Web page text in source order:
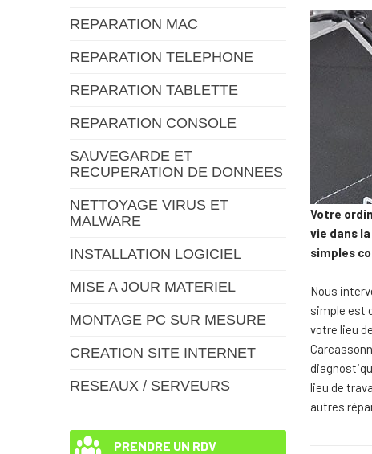
REPARATION MAC
REPARATION TELEPHONE
REPARATION TABLETTE
REPARATION CONSOLE
SAUVEGARDE ET
RECUPERATION DE DONNEES
NETTOYAGE VIRUS ET
MALWARE
INSTALLATION LOGICIEL
MISE A JOUR MATERIEL
MONTAGE PC SUR MESURE
CREATION SITE INTERNET
RESEAUX / SERVEURS
PRENDRE UN RDV
Votre
vie dans
simples
Nous
simple est
votre lieu
lieu de
autres